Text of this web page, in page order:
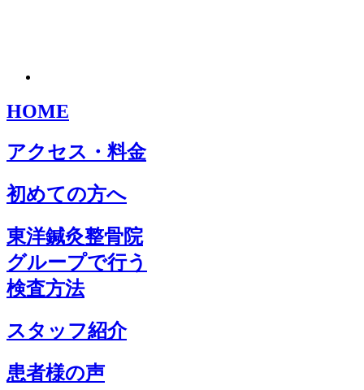
HOME
アクセス・料金
初めての方へ
東洋鍼灸整骨院
グループで行う
検査方法
スタッフ紹介
患者様の声